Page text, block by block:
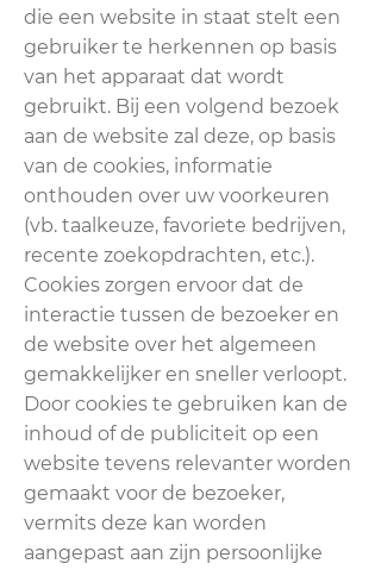
die een website in staat stelt een
gebruiker te herkennen op basis
van het apparaat dat wordt
gebruikt. Bij een volgend bezoek
aan de website zal deze, op basis
van de cookies, informatie
onthouden over uw voorkeuren
(vb. taalkeuze, favoriete bedrijven,
recente zoekopdrachten, etc.).
Cookies zorgen ervoor dat de
interactie tussen de bezoeker en
de website over het algemeen
gemakkelijker en sneller verloopt.
Door cookies te gebruiken kan de
inhoud of de publiciteit op een
website tevens relevanter worden
gemaakt voor de bezoeker,
vermits deze kan worden
aangepast aan zijn persoonlijke